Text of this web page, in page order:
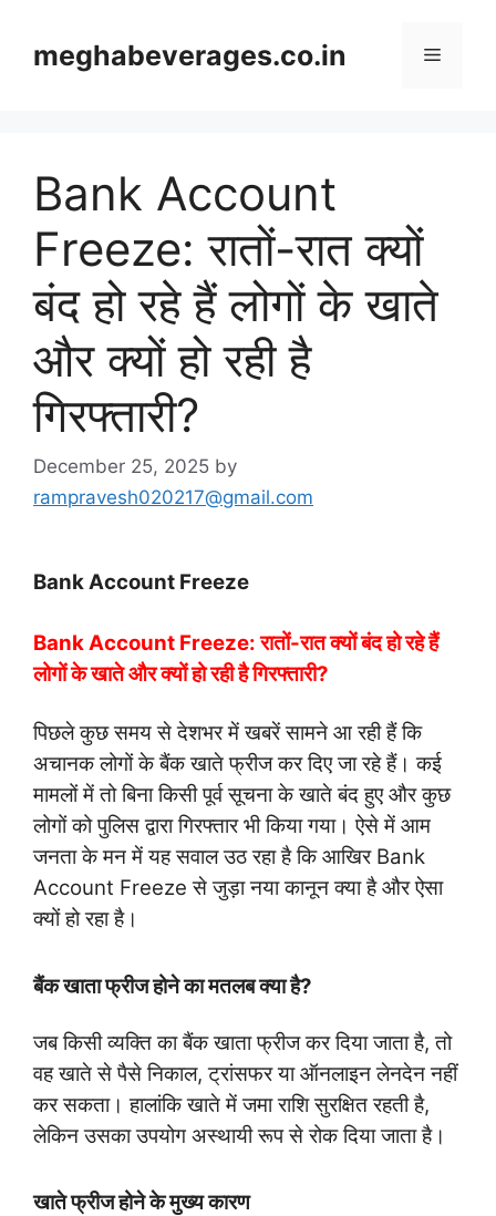
contentmeghabeverages.co.in Menu
Bank Account
Freeze: रातों-रात क्यों
बंद हो रहे हैं लोगों के खाते
और क्यों हो रही है
गिरफ्तारी?
December 25, 2025 by
rampravesh020217@gmail.com
Bank Account Freeze
Bank Account Freeze: रातों-रात क्यों बंद हो रहे हैं
लोगों के खाते और क्यों हो रही है गिरफ्तारी?
पिछले कुछ समय से देशभर में खबरें सामने आ रही हैं कि
अचानक लोगों के बैंक खाते फ्रीज कर दिए जा रहे हैं। कई
मामलों में तो बिना किसी पूर्व सूचना के खाते बंद हुए और कुछ
लोगों को पुलिस द्वारा गिरफ्तार भी किया गया। ऐसे में आम
जनता के मन में यह सवाल उठ रहा है कि आखिर Bank
Account Freeze से जुड़ा नया कानून क्या है और ऐसा
क्यों हो रहा है।
बैंक खाता फ्रीज होने का मतलब क्या है?
जब किसी व्यक्ति का बैंक खाता फ्रीज कर दिया जाता है, तो
वह खाते से पैसे निकाल, ट्रांसफर या ऑनलाइन लेनदेन नहीं
कर सकता। हालांकि खाते में जमा राशि सुरक्षित रहती है,
लेकिन उसका उपयोग अस्थायी रूप से रोक दिया जाता है।
खाते फ्रीज होने के मुख्य कारण